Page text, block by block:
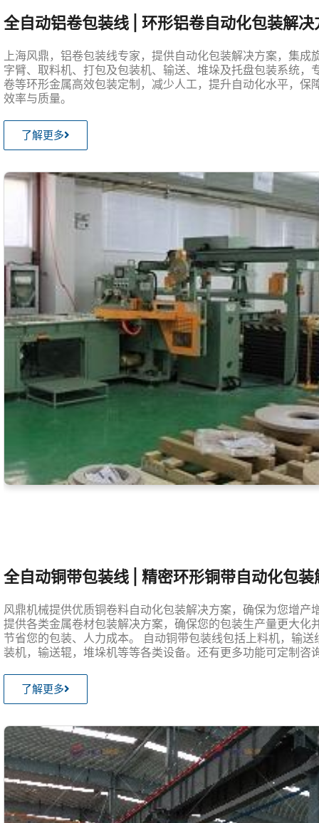
全自动铝卷包装线 | 环形铝卷自动化包装解决
上海风鼎，铝卷包装线专家，提供自动化包装解决方案，集成
字臂、取料机、打包及包装机、输送、堆垛及托盘包装系统，
卷等环形金属高效包装定制，减少人工，提升自动化水平，保
效率与质量。
了解更多
全自动铜带包装线 | 精密环形铜带自动化包装
风鼎机械提供优质铜卷料自动化包装解决方案，确保为您增产
提供各类金属卷材包装解决方案，确保您的包装生产量更大化
节省您的包装、人力成本。 自动铜带包装线包括上料机，输送
装机，输送辊，堆垛机等等各类设备。还有更多功能可定制咨
了解更多